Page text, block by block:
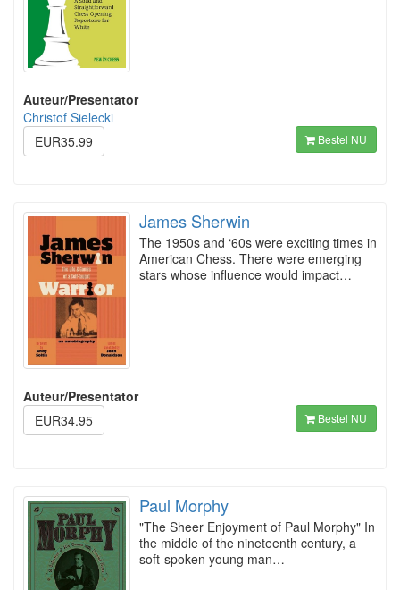
Auteur/Presentator
Christof Sielecki
EUR35.99
Bestel NU
James Sherwin
The 1950s and ‘60s were exciting times in
American Chess. There were emerging
stars whose influence would impact…
Auteur/Presentator
EUR34.95
Bestel NU
Paul Morphy
"The Sheer Enjoyment of Paul Morphy" In
the middle of the nineteenth century, a
soft-spoken young man…